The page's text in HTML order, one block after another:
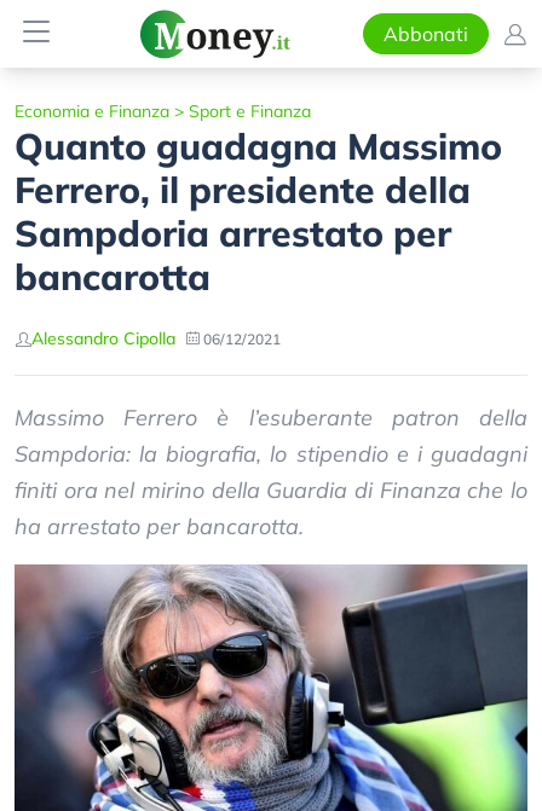
Abbonati
Economia e Finanza > Sport e Finanza
Quanto guadagna Massimo
Ferrero, il presidente della
Sampdoria arrestato per
bancarotta
Alessandro Cipolla 06/12/2021
Massimo Ferrero è l’esuberante patron della
Sampdoria: la biografia, lo stipendio e i guadagni
finiti ora nel mirino della Guardia di Finanza che lo
ha arrestato per bancarotta.